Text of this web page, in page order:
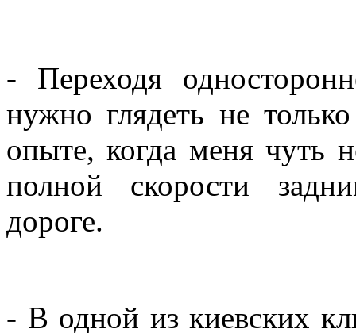
- Переходя
нужно глядеть не
опыте, когда меня чуть
полной скорости
дороге.
- В одной из киевских